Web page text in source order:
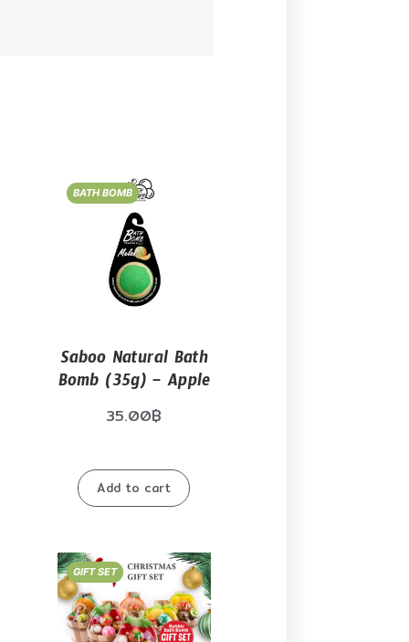
BATH BOMB
Saboo Natural Bath
Bomb (35g) – Apple
35.00฿
Add to cart
GIFT SET